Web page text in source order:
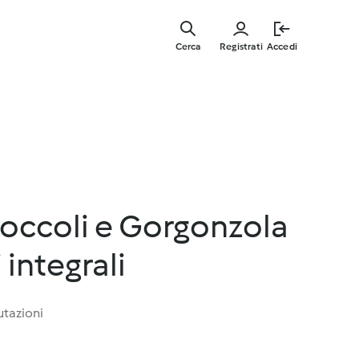
Registrati Accedi
Cerca
e Gorgonzola